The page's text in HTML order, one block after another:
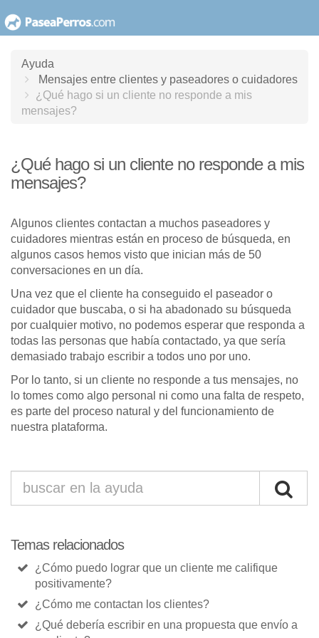
al
contenido
Ayuda
Mensajes entre clientes y paseadores o cuidadores
¿Qué hago si un cliente no responde a mis
mensajes?
¿Qué hago si un cliente no responde a mis
mensajes?
Algunos clientes contactan a muchos paseadores y
cuidadores mientras están en proceso de búsqueda, en
algunos casos hemos visto que inician más de 50
conversaciones en un día.
Una vez que el cliente ha conseguido el paseador o
cuidador que buscaba, o si ha abadonado su búsqueda
por cualquier motivo, no podemos esperar que responda a
todas las personas que había contactado, ya que sería
demasiado trabajo escribir a todos uno por uno.
Por lo tanto, si un cliente no responde a tus mensajes, no
lo tomes como algo personal ni como una falta de respeto,
es parte del proceso natural y del funcionamiento de
nuestra plataforma.
Temas relacionados
¿Cómo puedo lograr que un cliente me califique
positivamente?
¿Cómo me contactan los clientes?
¿Qué debería escribir en una propuesta que envío a